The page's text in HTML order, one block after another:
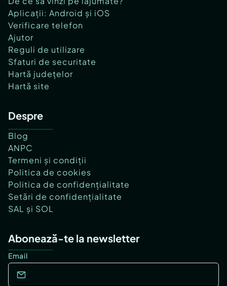
Aplicații: Android și iOS
Verificare telefon
Ajutor
Reguli de utilizare
Sfaturi de securitate
Hartă județelor
Hartă site
Despre
Blog
ANPC
Termeni și condiții
Politica de cookies
Politica de confidențialitate
Setări de confidențialitate
SAL și SOL
Abonează-te la newsletter
Email